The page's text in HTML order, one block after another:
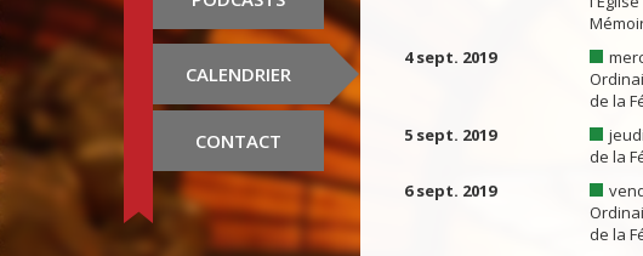
CALENDRIER
CONTACT
4 sept. 2019
de la
5 sept. 2019
de la
6 sept. 2019
de la